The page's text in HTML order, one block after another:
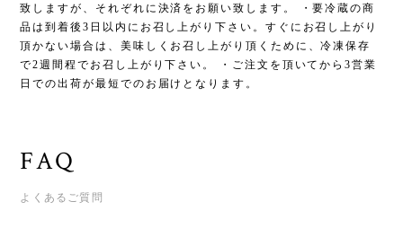
致しますが、それぞれに決済をお願い致します。 ・要冷蔵の商
品は到着後3日以内にお召し上がり下さい。すぐにお召し上がり
頂かない場合は、美味しくお召し上がり頂くために、冷凍保存
で2週間程でお召し上がり下さい。 ・ご注文を頂いてから3営業
日での出荷が最短でのお届けとなります。
FAQ
よくあるご質問